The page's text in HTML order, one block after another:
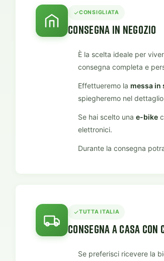
CONSIGLIATA
CONSEGNA IN NEGOZIO
È la scelta ideale per
consegna completa e
Effettueremo la messa in
spiegheremo nel
Se hai scelto una e-bike
elettronici.
Durante la consegna
TUTTA ITALIA
CONSEGNA A CASA CON
Se preferisci ricevere la